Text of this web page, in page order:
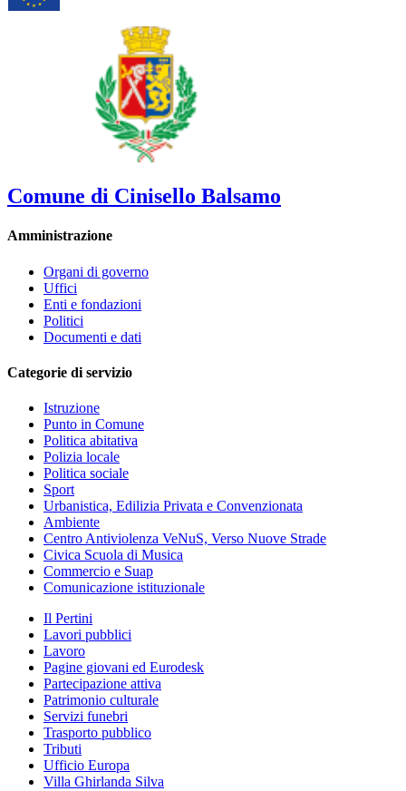
Comune di Cinisello Balsamo
Amministrazione
Organi di governo
Uffici
Enti e fondazioni
Politici
Documenti e dati
Categorie di servizio
Istruzione
Punto in Comune
Politica abitativa
Polizia locale
Politica sociale
Sport
Urbanistica, Edilizia Privata e Convenzionata
Ambiente
Centro Antiviolenza VeNuS, Verso Nuove Strade
Civica Scuola di Musica
Commercio e Suap
Comunicazione istituzionale
Il Pertini
Lavori pubblici
Lavoro
Pagine giovani ed Eurodesk
Partecipazione attiva
Patrimonio culturale
Servizi funebri
Trasporto pubblico
Tributi
Ufficio Europa
Villa Ghirlanda Silva